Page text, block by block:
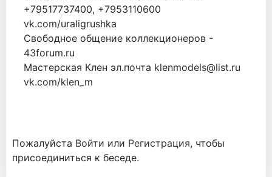
+79517737400, +7953110600
vk.com/uraligrushka
Свободное общение коллекционеров -
43forum.ru
Мастерская Клен эл.почта klenmodels@list.ru
vk.com/klen_m
Пожалуйста Войти или Регистрация, чтобы
присоединиться к беседе.